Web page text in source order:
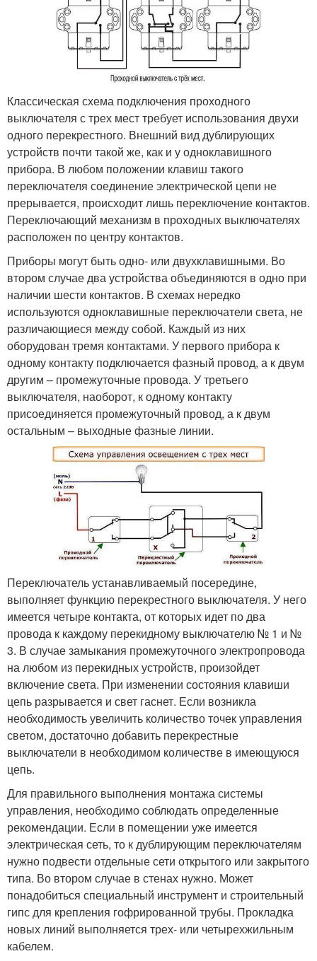
Классическая схема подключения проходного
выключателя с трех мест требует использования двухи
одного перекрестного. Внешний вид дублирующих
устройств почти такой же, как и у одноклавишного
прибора. В любом положении клавиш такого
переключателя соединение электрической цепи не
прерывается, происходит лишь переключение контактов.
Переключающий механизм в проходных выключателях
расположен по центру контактов.
Приборы могут быть одно- или двухклавишными. Во
втором случае два устройства объединяются в одно при
наличии шести контактов. В схемах нередко
используются одноклавишные переключатели света, не
различающиеся между собой. Каждый из них
оборудован тремя контактами. У первого прибора к
одному контакту подключается фазный провод, а к двум
другим – промежуточные провода. У третьего
выключателя, наоборот, к одному контакту
присоединяется промежуточный провод, а к двум
остальным – выходные фазные линии.
Переключатель устанавливаемый посередине,
выполняет функцию перекрестного выключателя. У него
имеется четыре контакта, от которых идет по два
провода к каждому перекидному выключателю № 1 и №
3. В случае замыкания промежуточного электропровода
на любом из перекидных устройств, произойдет
включение света. При изменении состояния клавиши
цепь разрывается и свет гаснет. Если возникла
необходимость увеличить количество точек управления
светом, достаточно добавить перекрестные
выключатели в необходимом количестве в имеющуюся
цепь.
Для правильного выполнения монтажа системы
управления, необходимо соблюдать определенные
рекомендации. Если в помещении уже имеется
электрическая сеть, то к дублирующим переключателям
нужно подвести отдельные сети открытого или закрытого
типа. Во втором случае в стенах нужно. Может
понадобиться специальный инструмент и строительный
гипс для крепления гофрированной трубы. Прокладка
новых линий выполняется трех- или четырехжильным
кабелем.